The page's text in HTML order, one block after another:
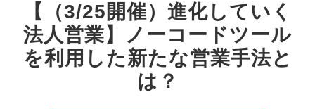
NoCodeサミット
イベント一覧
入会について
No Code サービスを動画で紹介
【（3/25開催）進化していく
法人営業】ノーコードツール
を利用した新たな営業手法と
は？